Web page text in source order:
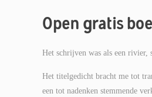
Open gratis
Het schrijven was als een rivier,
Het titelgedicht bracht me tot
een tot nadenken stemmende